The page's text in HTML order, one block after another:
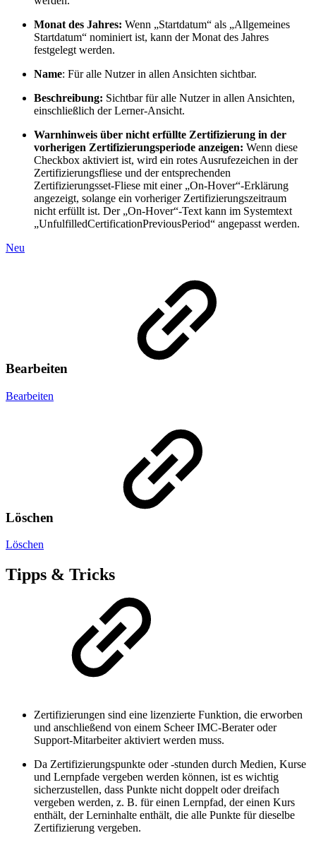
Monat des Jahres: Wenn „Startdatum“ als „Allgemeines
Startdatum“ nominiert ist, kann der Monat des Jahres
festgelegt werden.
Name: Für alle Nutzer in allen Ansichten sichtbar.
Beschreibung: Sichtbar für alle Nutzer in allen Ansichten,
einschließlich der Lerner-Ansicht.
Warnhinweis über nicht erfüllte Zertifizierung in der
vorherigen Zertifizierungsperiode anzeigen: Wenn diese
Checkbox aktiviert ist, wird ein rotes Ausrufezeichen in der
Zertifizierungsfliese und der entsprechenden
Zertifizierungsset-Fliese mit einer „On-Hover“-Erklärung
angezeigt, solange ein vorheriger Zertifizierungszeitraum
nicht erfüllt ist. Der „On-Hover“-Text kann im Systemtext
„UnfulfilledCertificationPreviousPeriod“ angepasst werden.
Neu
Bearbeiten
Bearbeiten
Löschen
Löschen
Tipps & Tricks
Zertifizierungen sind eine lizenzierte Funktion, die erworben
und anschließend von einem Scheer IMC-Berater oder
Support-Mitarbeiter aktiviert werden muss.
Da Zertifizierungspunkte oder -stunden durch Medien, Kurse
und Lernpfade vergeben werden können, ist es wichtig
sicherzustellen, dass Punkte nicht doppelt oder dreifach
vergeben werden, z. B. für einen Lernpfad, der einen Kurs
enthält, der Lerninhalte enthält, die alle Punkte für dieselbe
Zertifizierung vergeben.